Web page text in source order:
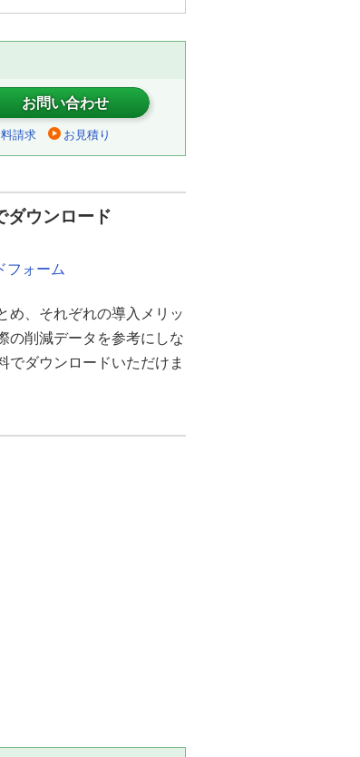
お問い合わせ
請求 お見積り
ダウンロード
フォーム
め、それぞれの導入メリッ
の削減データを参考にしな
でダウンロードいただけま